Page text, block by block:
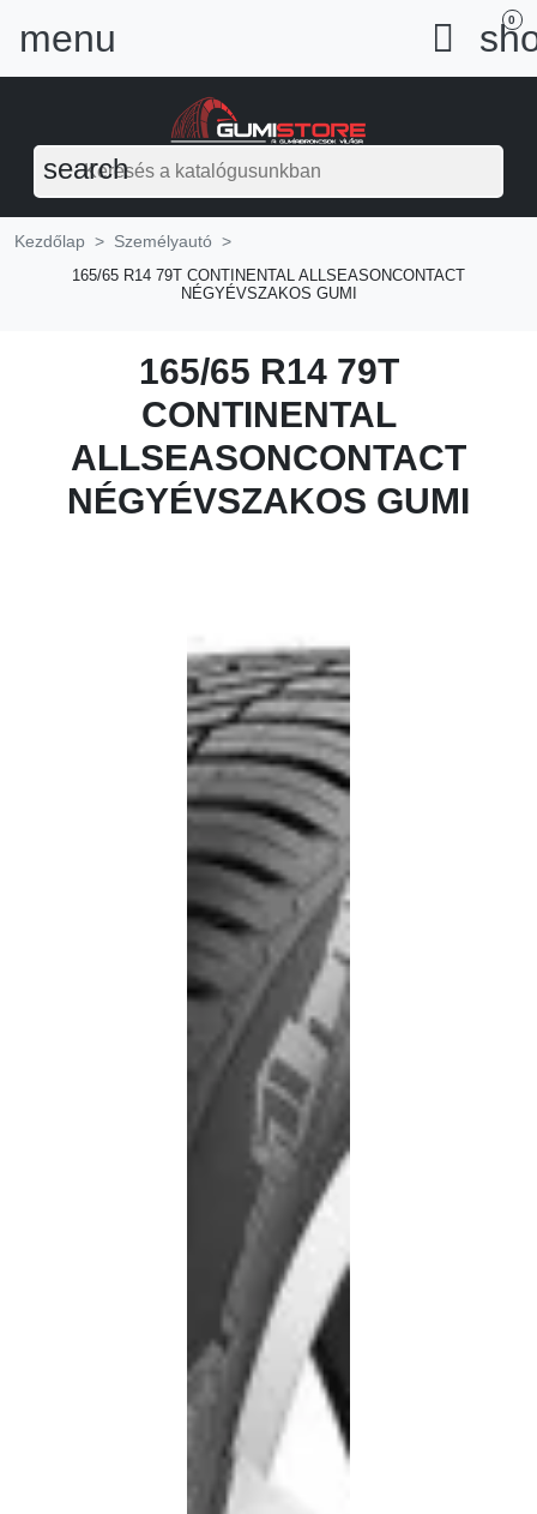
menu  0
search
Kezdőlap Személyautó
165/65 R14 79T CONTINENTAL ALLSEASONCONTACT
NÉGYÉVSZAKOS GUMI
165/65 R14 79T
CONTINENTAL
ALLSEASONCONTACT
NÉGYÉVSZAKOS GUMI